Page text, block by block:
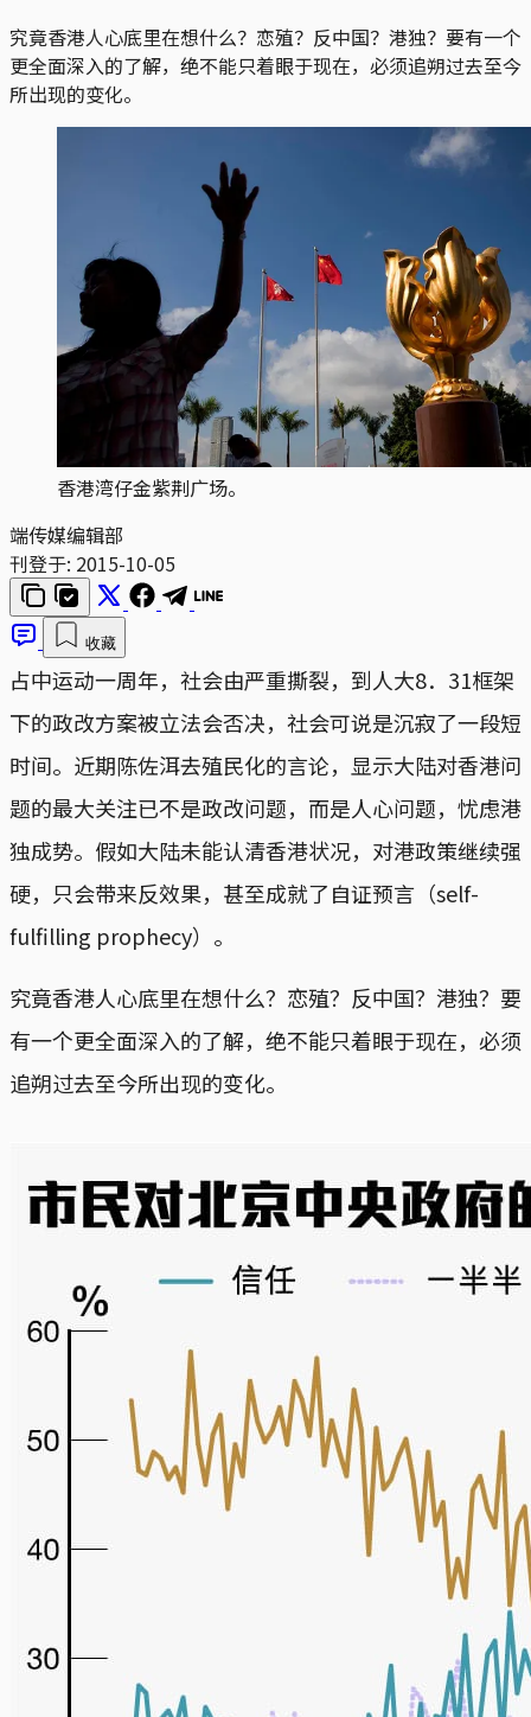
究竟香港人心底里在想什么？恋殖？反中国？港独？要有一个
更全面深入的了解，绝不能只着眼于现在，必须追朔过去至今
所出现的变化。
香港湾仔金紫荆广场。
端传媒编辑部
刊登于: 2015-10-05
收藏
占中运动一周年，社会由严重撕裂，到人大8．31框架
下的政改方案被立法会否决，社会可说是沉寂了一段短
时间。近期陈佐洱去殖民化的言论，显示大陆对香港问
题的最大关注已不是政改问题，而是人心问题，忧虑港
独成势。假如大陆未能认清香港状况，对港政策继续强
硬，只会带来反效果，甚至成就了自证预言（self-
fulfilling prophecy）。
究竟香港人心底里在想什么？恋殖？反中国？港独？要
有一个更全面深入的了解，绝不能只着眼于现在，必须
追朔过去至今所出现的变化。